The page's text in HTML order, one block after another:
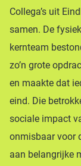
Collega’s uit
samen. De
kernteam
zo’n grote
en maakte dat
eind. Die
sociale impact
onmisbaar voor
aan belangrijke